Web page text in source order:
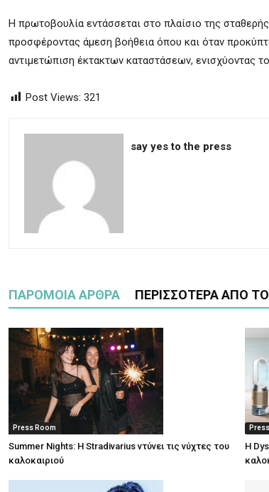
Η πρωτοβουλία εντάσσεται στο πλαίσιο της
προσφέροντας άμεση βοήθεια όπου και όταν
αντιμετώπιση έκτακτων καταστάσεων, ενισχύοντας
Post Views: 321
say yes to the press
ΠΑΡΟΜΟΙΑ ΑΡΘΡΑ ΠΕΡΙΣΣΟΤΕΡΑ ΑΠΟ
Press Room
Summer Nights: Η Stradivarius ντύνει τις νύχτες του
καλοκαιριού
Η